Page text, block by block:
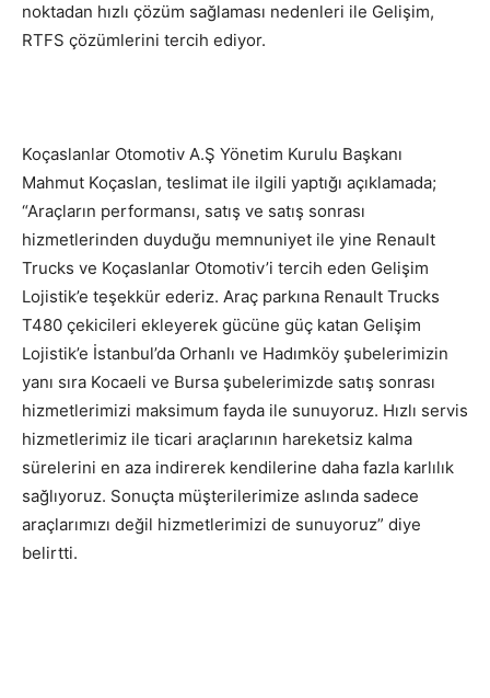
noktadan hızlı çözüm sağlaması nedenleri ile Gelişim,
RTFS çözümlerini tercih ediyor.
Koçaslanlar Otomotiv A.Ş Yönetim Kurulu Başkanı
Mahmut Koçaslan, teslimat ile ilgili yaptığı açıklamada;
“Araçların performansı, satış ve satış sonrası
hizmetlerinden duyduğu memnuniyet ile yine Renault
Trucks ve Koçaslanlar Otomotiv’i tercih eden Gelişim
Lojistik’e teşekkür ederiz. Araç parkına Renault Trucks
T480 çekicileri ekleyerek gücüne güç katan Gelişim
Lojistik’e İstanbul’da Orhanlı ve Hadımköy şubelerimizin
yanı sıra Kocaeli ve Bursa şubelerimizde satış sonrası
hizmetlerimizi maksimum fayda ile sunuyoruz. Hızlı servis
hizmetlerimiz ile ticari araçlarının hareketsiz kalma
sürelerini en aza indirerek kendilerine daha fazla karlılık
sağlıyoruz. Sonuçta müşterilerimize aslında sadece
araçlarımızı değil hizmetlerimizi de sunuyoruz” diye
belirtti.